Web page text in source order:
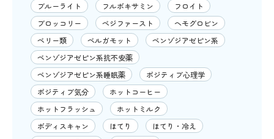
ブルーライト
フルボキサミン
フロイト
ブロッコリー
ベジファースト
ヘモグロビン
ベリー類
ベルガモット
ベンゾジアゼピン系
ベンゾジアゼピン系抗不安薬
ベンゾジアゼピン系睡眠薬
ポジティブ心理学
ポジティブ気分
ホットコーヒー
ホットフラッシュ
ホットミルク
ボディスキャン
ほてり
ほてり・冷え